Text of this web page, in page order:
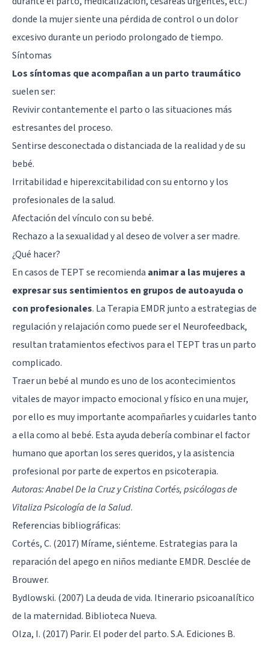
donde la mujer siente una pérdida de control o un dolor
excesivo durante un periodo prolongado de tiempo.
Síntomas
Los síntomas que acompañan a un parto traumático
suelen ser:
Revivir contantemente el parto o las situaciones más
estresantes del proceso.
Sentirse desconectada o distanciada de la realidad y de su
bebé.
Irritabilidad e hiperexcitabilidad con su entorno y los
profesionales de la salud.
Afectación del vínculo con su bebé.
Rechazo a la sexualidad y al deseo de volver a ser madre.
¿Qué hacer?
En casos de TEPT se recomienda animar a las mujeres a
expresar sus sentimientos en grupos de autoayuda o
con profesionales. La Terapia EMDR junto a estrategias de
regulación y relajación como puede ser el Neurofeedback,
resultan tratamientos efectivos para el TEPT tras un parto
complicado.
Traer un bebé al mundo es uno de los acontecimientos
vitales de mayor impacto emocional y físico en una mujer,
por ello es muy importante acompañarles y cuidarles tanto
a ella como al bebé. Esta ayuda debería combinar el factor
humano que aportan los seres queridos, y la asistencia
profesional por parte de expertos en psicoterapia.
Autoras: Anabel De la Cruz y Cristina Cortés, psicólogas de
Vitaliza Psicología de la Salud.
Referencias bibliográficas:
Cortés, C. (2017) Mírame, siénteme. Estrategias para la
reparación del apego en niños mediante EMDR. Desclée de
Brouwer.
Bydlowski. (2007) La deuda de vida. Itinerario psicoanalítico
de la maternidad. Biblioteca Nueva.
Olza, I. (2017) Parir. El poder del parto. S.A. Ediciones B.